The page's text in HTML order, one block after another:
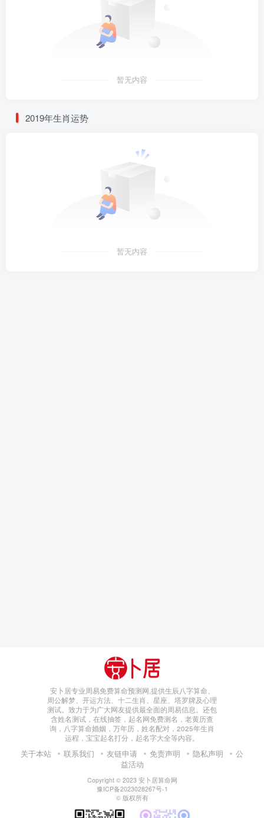
暂无内容
2019年生肖运势
暂无内容
安卜居专业周易免费算命预测网,提供生辰八字算命、
周公解梦、开运方法、十二生肖、星座、塔罗牌及心理
测试。致力于为广大网友提供最全面的周易信息。还包
含姓名测试，在线抽签，起名网免费测名，老黄历查
询，八字算命婚姻，万年历，姓名配对，2025年生肖
运程，宝宝起名打分，起名字大全等内容。
关于本站 联系我们 友链申请 免责声明 隐私声明
公
益活动
Copyright © 2023 安卜居算命网
豫ICP备2023028267号-1
© 版权所有